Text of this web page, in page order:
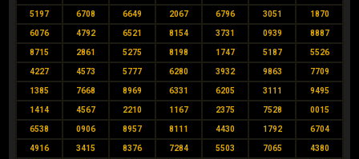
5197 6708 6649 2067 6796 3051 1870
6076 4792 6521 8154 3731 0939 8887
8715 2861 5275 8198 1747 5187 5526
4227 4573 5777 6280 3932 9863 7709
1385 7668 8969 6331 6205 3111 9495
1414 4567 2210 1167 2375 7528 0015
6538 0906 8957 8111 4430 1792 6704
4916 3415 8376 7284 5503 7065 4380